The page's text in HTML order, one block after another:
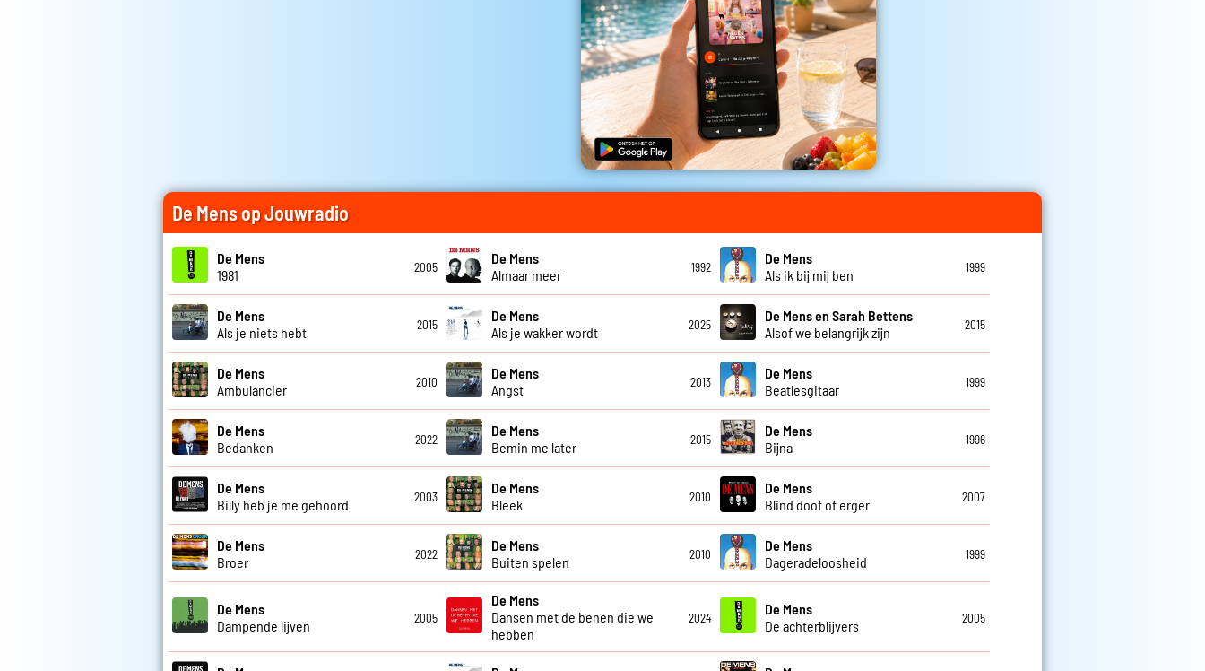
De Mens op Jouwradio
De Mens
1981
2005
De Mens
Almaar meer
1992
De Mens
Als ik bij mij ben
1999
De Mens
Als je niets hebt
2015
De Mens
Als je wakker wordt
2025
De Mens en Sarah Bettens
Alsof we belangrijk zijn
2015
De Mens
Ambulancier
2010
De Mens
Angst
2013
De Mens
Beatlesgitaar
1999
De Mens
Bedanken
2022
De Mens
Bemin me later
2015
De Mens
Bijna
1996
De Mens
Billy heb je me gehoord
2003
De Mens
Bleek
2010
De Mens
Blind doof of erger
2007
De Mens
Broer
2022
De Mens
Buiten spelen
2010
De Mens
Dageradeloosheid
1999
De Mens
Dampende lijven
2005
De Mens
Dansen met de benen die we
hebben
2024
De Mens
De achterblijvers
2005